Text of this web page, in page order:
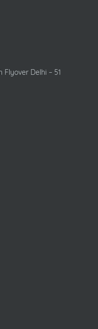
Flyover Delhi – 51